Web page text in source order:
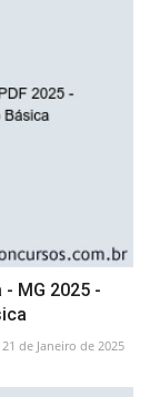
MG 2025 -
21 de Janeiro de 2025